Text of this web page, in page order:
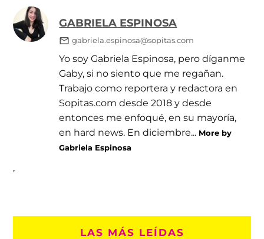
GABRIELA ESPINOSA
gabriela.espinosa@sopitas.com
Yo soy Gabriela Espinosa, pero díganme
Gaby, si no siento que me regañan.
Trabajo como reportera y redactora en
Sopitas.com desde 2018 y desde
entonces me enfoqué, en su mayoría,
en hard news. En diciembre... More by
Gabriela Espinosa
LAS MÁS LEÍDAS